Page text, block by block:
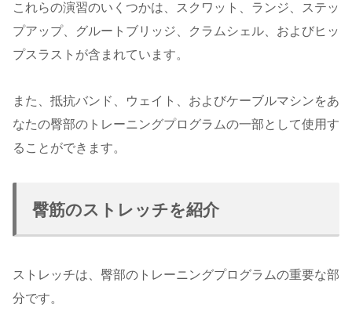
これらの演習のいくつかは、スクワット、ランジ、ステッ
プアップ、グルートブリッジ、クラムシェル、およびヒッ
プスラストが含まれています。
また、抵抗バンド、ウェイト、およびケーブルマシンをあ
なたの臀部のトレーニングプログラムの一部として使用す
ることができます。
臀筋のストレッチを紹介
ストレッチは、臀部のトレーニングプログラムの重要な部
分です。